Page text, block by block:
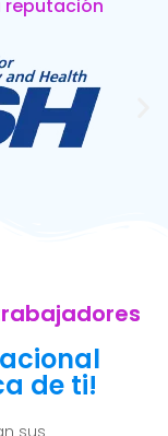
reputación
de ti!